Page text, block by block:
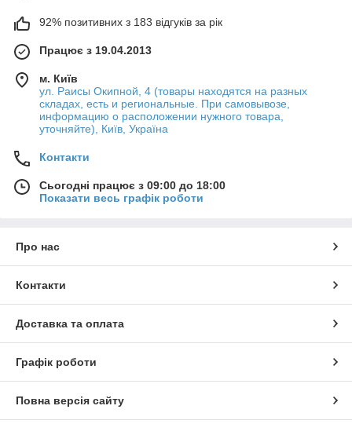
92% позитивних з 183 відгуків за рік
Працює з 19.04.2013
м. Київ
ул. Раисы Окипной, 4 (товары находятся на разных
складах, есть и региональные. При самовывозе,
информацию о расположении нужного товара,
уточняйте), Київ, Україна
Контакти
Сьогодні працює з 09:00 до 18:00
Показати весь графік роботи
Про нас
Контакти
Доставка та оплата
Графік роботи
Повна версія сайту